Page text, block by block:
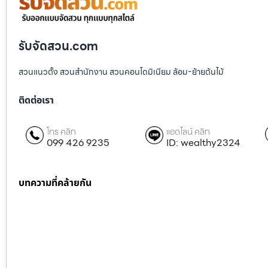
รับจัดสวน.com
สวนแนวตั้ง สวนสำนักงาน สวนคอนโดมิเนียม ล้อม-ย้ายต้นไม้
ติดต่อเรา
โทร คลิก
099 426 9235
แอดไลน์ คลิก
ID: wealthy2324
บทความที่คล้ายกัน